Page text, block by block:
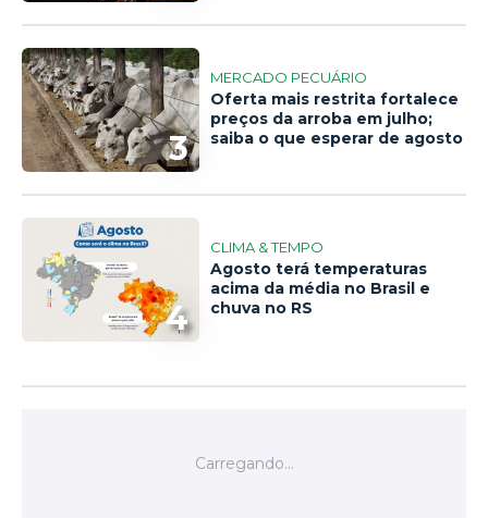
3
MERCADO PECUÁRIO
Oferta mais restrita fortalece
preços da arroba em julho;
saiba o que esperar de agosto
4
CLIMA & TEMPO
Agosto terá temperaturas
acima da média no Brasil e
chuva no RS